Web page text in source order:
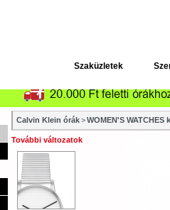
Szaküzletek
Calvin Klein órák > WOMEN'S WATCHES
További változatok